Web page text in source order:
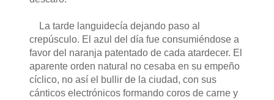
La tarde languidecía dejando paso al
crepúsculo. El azul del día fue consumiéndose a
favor del naranja patentado de cada atardecer. El
aparente orden natural no cesaba en su empeño
cíclico, no así el bullir de la ciudad, con sus
cánticos electrónicos formando coros de carne y